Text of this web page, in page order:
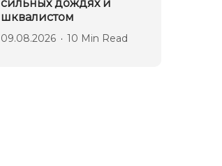
сильных дождях и
шквалистом
09.08.2026 10 Min Read